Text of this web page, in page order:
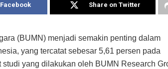
Share on Twitter
(BUMN) menjadi semakin penting dalam
yang tercatat sebesar 5,61 persen pada
studi yang dilakukan oleh BUMN Research